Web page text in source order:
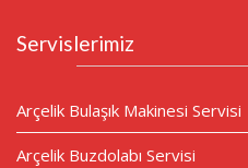
Servislerimiz
Arçelik Bulaşık Makinesi Servisi
Arçelik Buzdolabı Servisi